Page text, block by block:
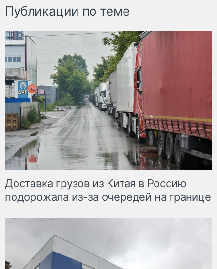
Публикации по теме
Доставка грузов из Китая в Россию
подорожала из-за очередей на границе